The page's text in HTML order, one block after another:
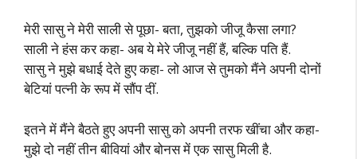
मेरी सासु ने मेरी साली से पूछा- बता, तुझको जीजू कैसा लगा?
साली ने हंस कर कहा- अब ये मेरे जीजू नहीं हैं, बल्कि पति हैं.
सासु ने मुझे बधाई देते हुए कहा- लो आज से तुमको मैंने अपनी दोनों
बेटियां पत्नी के रूप में सौंप दीं.
इतने में मैंने बैठते हुए अपनी सासु को अपनी तरफ खींचा और कहा-
मुझे दो नहीं तीन बीवियां और बोनस में एक सासु मिली है.